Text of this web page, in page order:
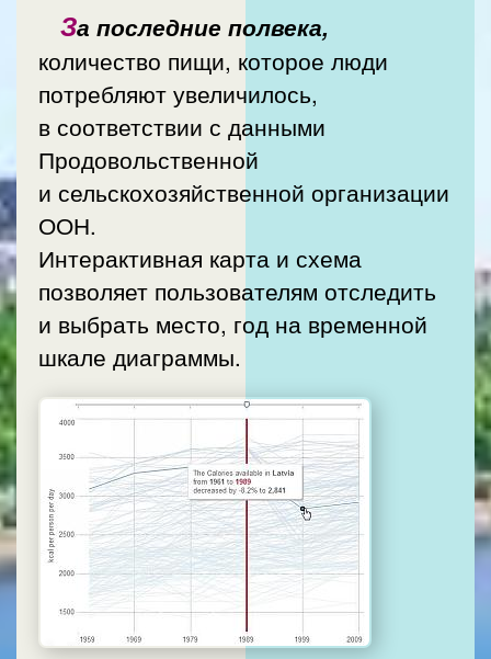
За последние полвека,
количество пищи, которое люди
потребляют увеличилось,
в соответствии с данными
Продовольственной
и сельскохозяйственной организации
ООН.
Интерактивная карта и схема
позволяет пользователям отследить
и выбрать место, год на временной
шкале диаграммы.